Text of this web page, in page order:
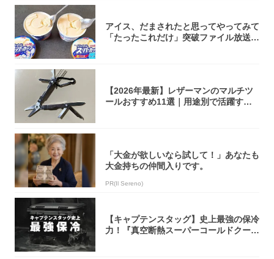
アイス、だまされたと思ってやってみて
「たったこれだけ」突破ファイル放送で
【2026年最新】レザーマンのマルチツ
ールおすすめ11選｜用途別で活躍する
「大金が欲しいなら試して！」あなたも
大金持ちの仲間入りです。
PR(Il Sereno)
【キャプテンスタッグ】史上最強の保冷
力！『真空断熱スーパーコールドクーラ